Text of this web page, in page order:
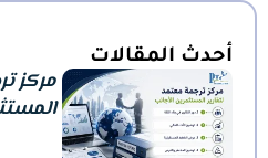
أحدث المقالات
مركز